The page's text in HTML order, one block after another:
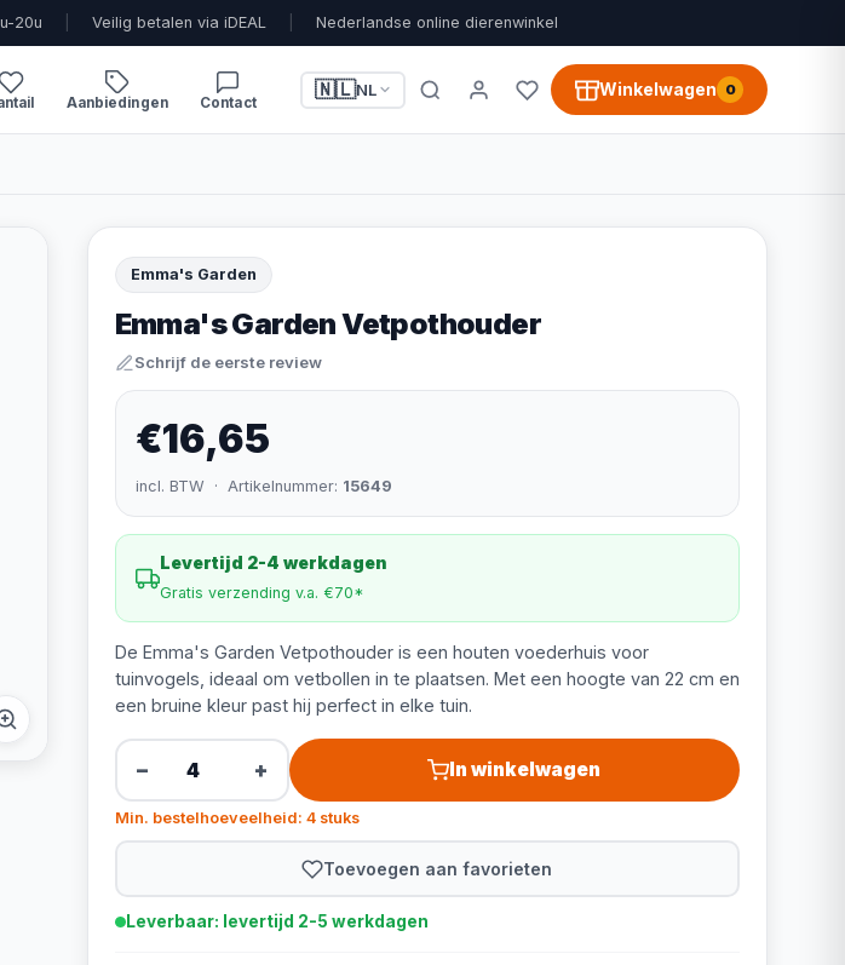
20u Veilig betalen via iDEAL Nederlandse online dierenwinkel
Aanbiedingen Contact
🇳🇱NL Winkelwagen 0
Emma's Garden
Emma's Garden Vetpothouder
Schrijf de eerste review
€16,65
incl. BTW · Artikelnummer: 15649
Levertijd 2-4 werkdagen
Gratis verzending v.a. €70*
De Emma's Garden Vetpothouder is een houten voederhuis voor
tuinvogels, ideaal om vetbollen in te plaatsen. Met een hoogte van 22 cm en
een bruine kleur past hij perfect in elke tuin.
− + In winkelwagen
Min. bestelhoeveelheid: 4 stuks
Toevoegen aan favorieten
Leverbaar: levertijd 2-5 werkdagen